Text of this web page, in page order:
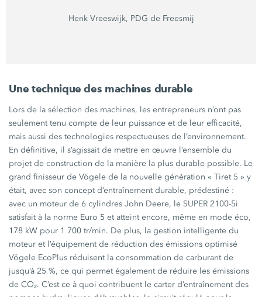
Henk Vreeswijk, PDG de Freesmij
Une technique des machines durable
Lors de la sélection des machines, les entrepreneurs n’ont pas
seulement tenu compte de leur puissance et de leur efficacité,
mais aussi des technologies respectueuses de l’environnement.
En définitive, il s’agissait de mettre en œuvre l’ensemble du
projet de construction de la manière la plus durable possible. Le
grand finisseur de Vögele de la nouvelle génération « Tiret 5 » y
était, avec son concept d’entraînement durable, prédestiné :
avec un moteur de 6 cylindresJohn Deere, le SUPER 2100-5i
satisfait à la norme Euro 5 et atteint encore, même en mode éco,
178 kW pour 1 700 tr/min. De plus, la gestion intelligente du
moteur et l’équipement de réduction des émissions optimisé
Vögele EcoPlus réduisent la consommation de carburant de
jusqu’à25 %, ce qui permet également de réduire les émissions
de CO₂. C’est ce à quoi contribuent le carter d’entraînement des